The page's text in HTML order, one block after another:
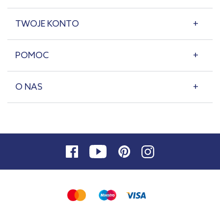
TWOJE KONTO
POMOC
O NAS